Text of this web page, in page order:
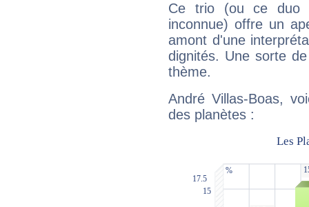
Ce trio (ou ce duo
inconnue) offre un
amont d'une
dignités. Une sorte
thème.
André Villas-Boas,
des planètes :